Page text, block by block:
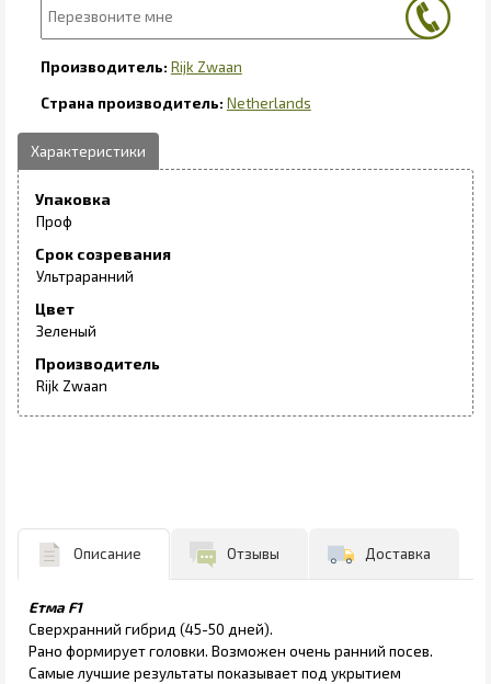
Rijk Zwaan
Netherlands
Упаковка
Проф
Срок созревания
Ультраранний
Цвет
Зеленый
Производитель
Rijk Zwaan
Описание Отзывы Доставка
Етма F1
Сверхранний гибрид (45-50 дней).
Рано формирует головки. Возможен очень ранний посев.
Самые лучшие результаты показывает под укрытием